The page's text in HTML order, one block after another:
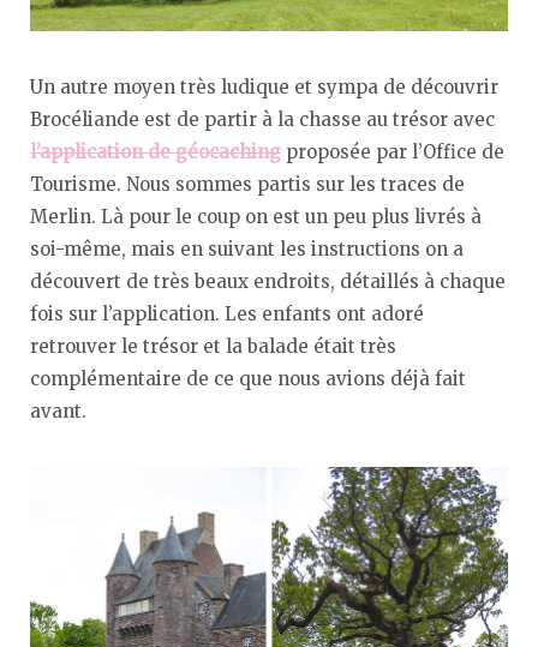
Un autre moyen très ludique et sympa de découvrir
Brocéliande est de partir à la chasse au trésor avec
l’application de géocaching proposée par l’Office de
Tourisme. Nous sommes partis sur les traces de
Merlin. Là pour le coup on est un peu plus livrés à
soi-même, mais en suivant les instructions on a
découvert de très beaux endroits, détaillés à chaque
fois sur l’application. Les enfants ont adoré
retrouver le trésor et la balade était très
complémentaire de ce que nous avions déjà fait
avant.